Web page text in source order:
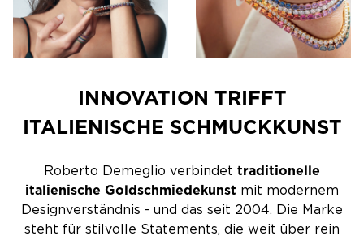
INNOVATION TRIFFT
ITALIENISCHE SCHMUCKKUNST
Roberto Demeglio verbindet traditionelle
italienische Goldschmiedekunst mit modernem
Designverständnis - und das seit 2004. Die Marke
steht für stilvolle Statements, die weit über rein